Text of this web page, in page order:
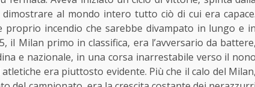
al mondo intero tutto ciò di cui era capace.
incendio che sarebbe divampato in lungo e in
il Milan primo in classifica, era l’avversario da battere,
e nazionale, in una corsa inarrestabile verso il nono
era piuttosto evidente. Più che il calo del Milan,